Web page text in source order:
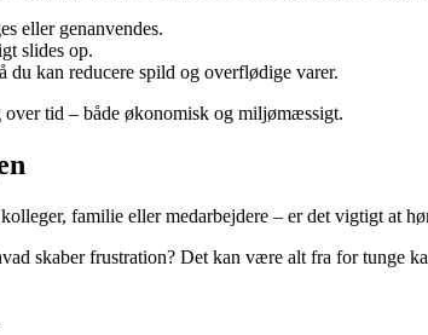
eller genanvendes.
slides op.
du kan reducere spild og overflødige varer.
tid – både økonomisk og miljømæssigt.
familie eller medarbejdere – er det vigtigt at
skaber frustration? Det kan være alt fra for tunge